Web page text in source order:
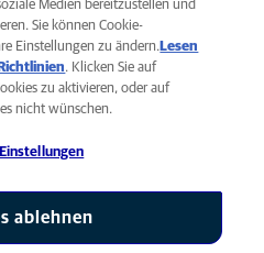
von Mars, Inc © 2026
Medien bereitzustellen und
Sie können Cookie-
Einstellungen zu ändern. Lesen
(opens in a new tab)
. Klicken Sie auf
zu aktivieren, oder auf
nicht wünschen.
ablehnen